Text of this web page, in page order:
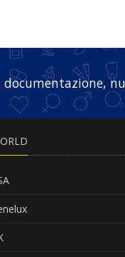
documentazione,